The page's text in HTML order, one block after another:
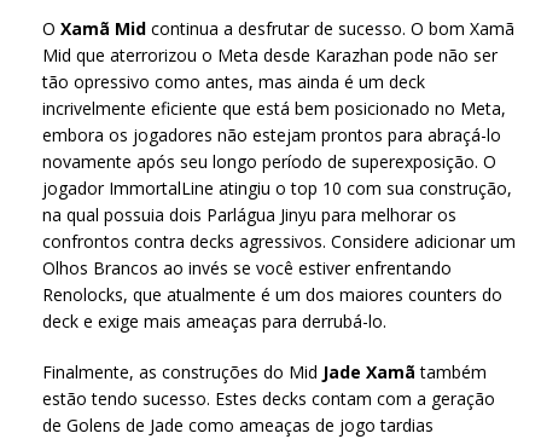
O Xamã Mid continua a desfrutar de sucesso. O bom Xamã
Mid que aterrorizou o Meta desde Karazhan pode não ser
tão opressivo como antes, mas ainda é um deck
incrivelmente eficiente que está bem posicionado no Meta,
embora os jogadores não estejam prontos para abraçá-lo
novamente após seu longo período de superexposição. O
jogador ImmortalLine atingiu o top 10 com sua construção,
na qual possuia dois Parlágua Jinyu para melhorar os
confrontos contra decks agressivos. Considere adicionar um
Olhos Brancos ao invés se você estiver enfrentando
Renolocks, que atualmente é um dos maiores counters do
deck e exige mais ameaças para derrubá-lo.
Finalmente, as construções do Mid Jade Xamã também
estão tendo sucesso. Estes decks contam com a geração
de Golens de Jade como ameaças de jogo tardias